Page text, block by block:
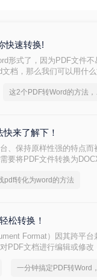
快速转换!
形式了，因为PDF文件不
档，那么我们可以用什
这2
来了解下！
、保持原样性强的特点而
要将PDF文件转换为
根据自己的需求选择合适
pdf转化为word的方法
松转换！
Format）因其跨平台
PDF文档进行编辑或修改
缺点及适用场景。